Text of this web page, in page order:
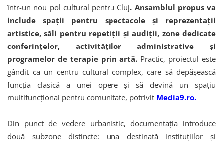
într-un nou pol cultural pentru Cluj. Ansamblul propus va
include spații pentru spectacole și reprezentații
artistice, săli pentru repetiții și audiții, zone dedicate
conferințelor, activităților administrative și
programelor de terapie prin artă. Practic, proiectul este
gândit ca un centru cultural complex, care să depășească
funcția clasică a unei opere și să devină un spațiu
multifuncțional pentru comunitate, potrivit Media9.ro.
Din punct de vedere urbanistic, documentația introduce
două subzone distincte: una destinată instituțiilor și